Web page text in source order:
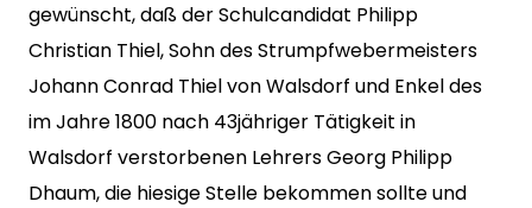
gewünscht, daß der Schulcandidat Philipp
Christian Thiel, Sohn des Strumpfwebermeisters
Johann Conrad Thiel von Walsdorf und Enkel des
im Jahre 1800 nach 43jähriger Tätigkeit in
Walsdorf verstorbenen Lehrers Georg Philipp
Dhaum, die hiesige Stelle bekommen sollte und